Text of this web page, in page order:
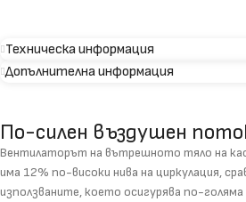
Техническа информация
Допълнителна информация
По-силен въздушен
Вентилаторът на вътрешното тяло на
има 12% по-високи нива на циркулация,
използваните, което осигурява по-